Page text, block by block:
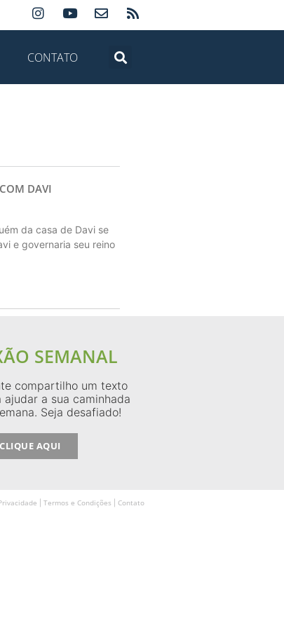
CONTATO
DAVI
da casa de Davi se
e governaria seu reino
SEMANAL
compartilho um texto
ajudar a sua caminhada
Seja desafiado!
CLIQUE AQUI
Termos e Condições Contato